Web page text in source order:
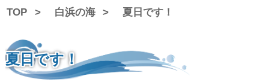
TOP 白浜の海 夏日です！
夏日です！